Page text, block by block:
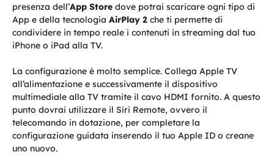
presenza dell’App Store dove potrai scaricare ogni tipo di
App e della tecnologia AirPlay 2 che ti permette di
condividere in tempo reale i contenuti in streaming dal tuo
iPhone o iPad alla TV.
La configurazione è molto semplice. Collega Apple TV
all’alimentazione e successivamente il dispositivo
multimediale alla TV tramite il cavo HDMI fornito. A questo
punto dovrai utilizzare il Siri Remote, ovvero il
telecomando in dotazione, per completare la
configurazione guidata inserendo il tuo Apple ID o creane
uno nuovo.